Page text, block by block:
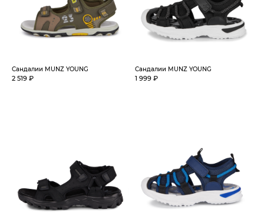
Сандалии MUNZ YOUNG
2 519 ₽
Сандалии MUNZ YOUNG
1 999 ₽